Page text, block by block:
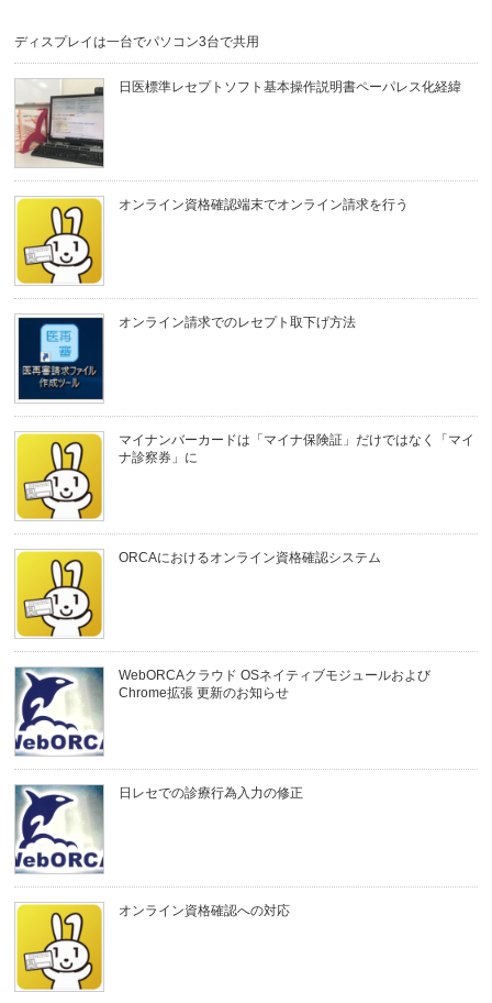
ディスプレイは一台でパソコン3台で共用
日医標準レセプトソフト基本操作説明書ペーパレス化経緯
オンライン資格確認端末でオンライン請求を行う
オンライン請求でのレセプト取下げ方法
マイナンバーカードは「マイナ保険証」だけではなく「マイ
ナ診察券」に
ORCAにおけるオンライン資格確認システム
WebORCAクラウド OSネイティブモジュールおよび
Chrome拡張 更新のお知らせ
日レセでの診療行為入力の修正
オンライン資格確認への対応